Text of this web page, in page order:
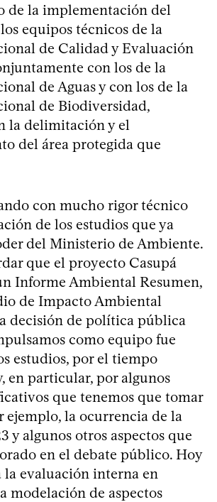
de la implementación del
equipos técnicos de la
de Calidad y Evaluación
con los de la
de Aguas y con los de la
de Biodiversidad,
la delimitación y el
del área protegida que
con mucho rigor técnico
de los estudios que ya
del Ministerio de Ambiente.
que el proyecto Casupá
Informe Ambiental Resumen,
de Impacto Ambiental
decisión de política pública
como equipo fue
estudios, por el tiempo
en particular, por algunos
que tenemos que tomar
ejemplo, la ocurrencia de la
y algunos otros aspectos que
en el debate público. Hoy
la evaluación interna en
modelación de aspectos